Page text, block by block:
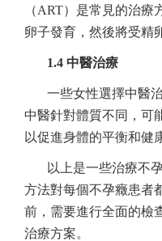
（ART）是常見的治
卵子發育，然後將受精
1.4 中醫治療
一些女性選擇中醫
中醫針對體質不同，可
以促進身體的平衡和健
以上是一些治療不
方法對每個不孕癥患者
前，需要進行全面的檢
治療方案。